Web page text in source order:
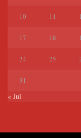
10 11
17 18
24 25
31
« Jul